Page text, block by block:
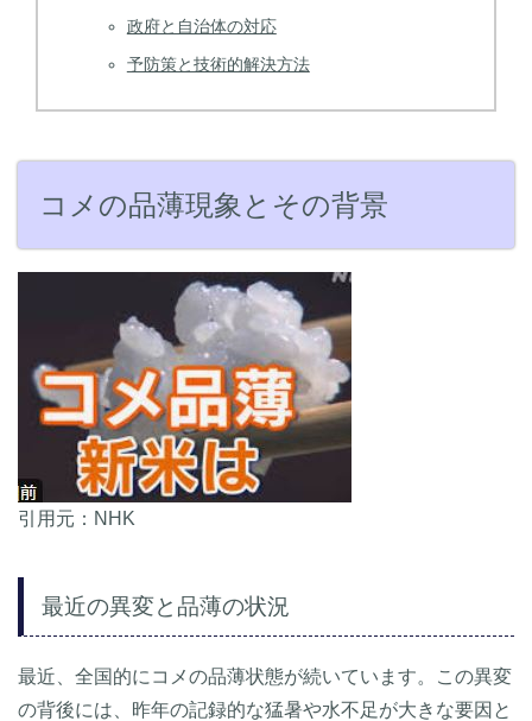
政府と自治体の対応
予防策と技術的解決方法
コメの品薄現象とその背景
引用元：NHK
最近の異変と品薄の状況
最近、全国的にコメの品薄状態が続いています。この異変
の背後には、昨年の記録的な猛暑や水不足が大きな要因と